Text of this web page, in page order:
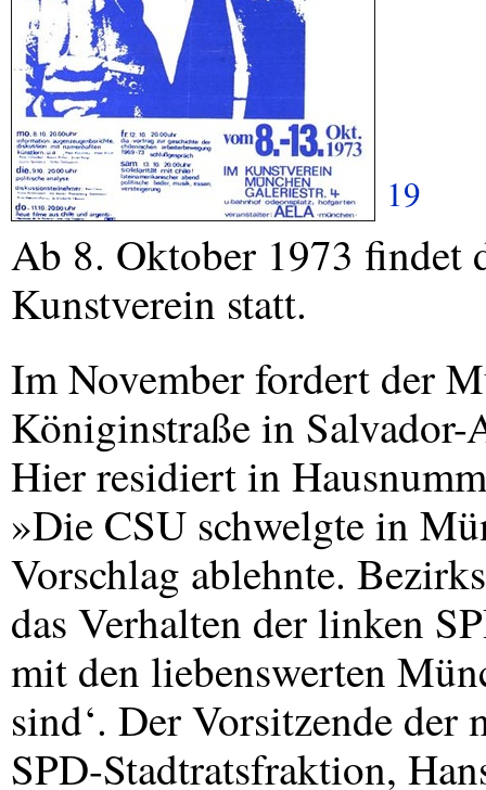
19
Ab 8. Oktober 1973 findet
Kunstverein statt.
Im November fordert der
Königinstraße in Salvador-
Hier residiert in
»Die CSU schwelgte in
Vorschlag ablehnte.
das Verhalten der linken
mit den liebenswerten
sind‘. Der Vorsitzende
SPD-Stadtratsfraktion,